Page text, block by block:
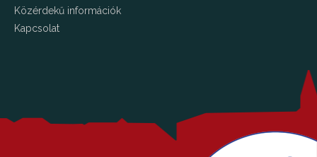
Közérdekű információk
Kapcsolat